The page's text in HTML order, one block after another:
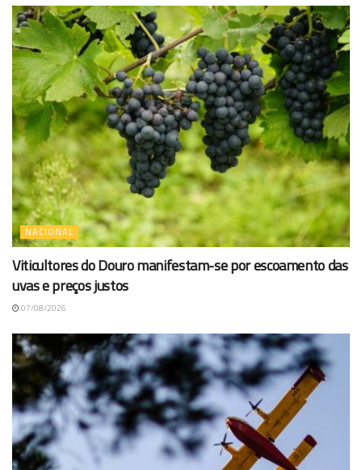
NACIONAL
Viticultores do Douro manifestam-se por escoamento das
uvas e preços justos
07/08/2026